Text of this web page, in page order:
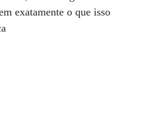
exatamente o que isso